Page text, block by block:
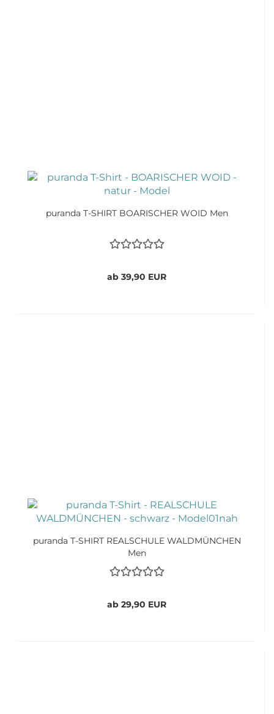
puranda T-SHIRT BOARISCHER WOID Men
ab 39,90 EUR
puranda T-SHIRT REALSCHULE WALDMÜNCHEN
Men
ab 29,90 EUR